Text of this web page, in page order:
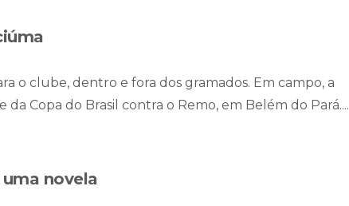
o clube, dentro e fora dos gramados. Em campo, a
Copa do Brasil contra o Remo, em Belém do Pará....
novela